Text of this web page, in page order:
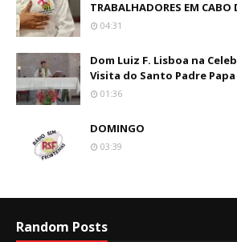
TRABALHADORES EM CABO
04:31
Dom Luiz F. Lisboa na
Visita do Santo Padre
01:36
DOMINGO
03:39
Random Posts